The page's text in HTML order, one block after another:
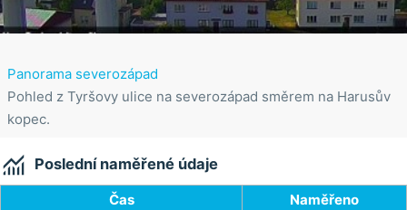
Panorama severozápad
Pohled z Tyršovy ulice na severozápad směrem na Harusův
kopec.
 Poslední naměřené údaje
Čas
Naměřeno